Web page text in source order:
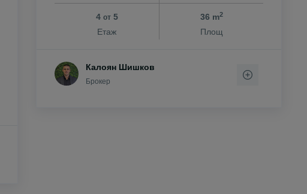
4 от5
Етаж
36 m2
Площ
Калоян Шишков
Брокер